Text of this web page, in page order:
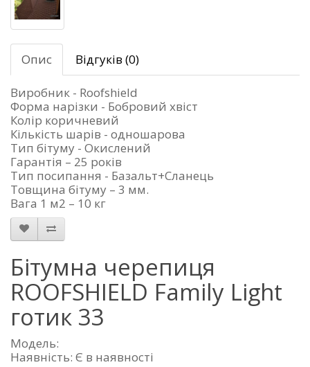
Опис Відгуків (0)
Виробник - Roofshield
Форма нарізки - Бобровий хвіст
Колір коричневий
Кількість шарів - одношарова
Тип бітуму - Окислений
Гарантія – 25 років
Тип посипання - Базальт+Сланець
Товщина бітуму – 3 мм.
Вага 1 м2 – 10 кг
Бітумна черепиця
ROOFSHIELD Family Light
готик 33
Модель:
Наявність: Є в наявності